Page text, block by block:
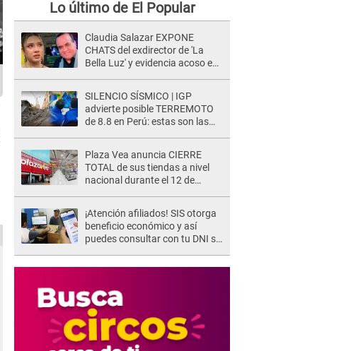
Lo último de El Popular
Claudia Salazar EXPONE
CHATS del exdirector de 'La
Bella Luz' y evidencia acoso e
conmigo, no pasa nada"
SILENCIO SÍSMICO | IGP
advierte posible TERREMOTO
de 8.8 en Perú: estas son las
Plaza Vea anuncia CIERRE
TOTAL de sus tiendas a nivel
nacional durante el 12 de
¡Atención afiliados! SIS otorga
beneficio económico y así
puedes consultar con tu DNI si